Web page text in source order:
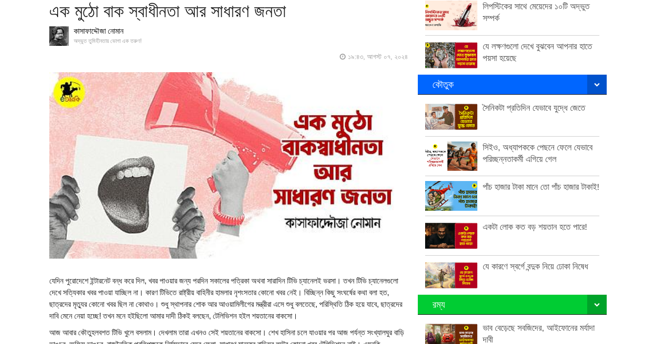
এক মুঠো বাক স্বাধীনতা আর সাধারণ জনতা
কাসাফাদ্দৌজা নোমান
অদ্ভুত তুমিহীনতায় ভোগা এক তরুণ!
১৯:৪৩, আগস্ট ০৭, ২০২৪
যেদিন পুরোদেশে ইন্টারনেট বন্ধ করে দিল, খবর পাওয়ার জন্য পরদিন সকালের পত্রিকা অথবা সারাদিন টিভি চ্যানেলই ভরসা। তখন টিভি চ্যানেলগুলো
দেখে সত্যিকার খবর পাওয়া যাচ্ছিল না। কারণ টিভিতে রাষ্ট্রীয় বাহিনীর হামলার নৃশংসতার কোনো খবর নেই। বিচ্ছিন্ন কিছু সংঘর্ষের কথা বলা হত,
ছাত্রদের মৃত্যুর কোনো খবর ছিল না কোথাও। শুধু স্থাপনার শোক আর আওয়ামিলীগের মন্ত্রীরা এসে শুধু বলতেছে, পরিস্থিতি ঠিক হয়ে যাবে, ছাত্রদের
দাবি মেনে নেয়া হচ্ছে! তখন মনে হইছিলো আমার দাদী ঠিকই বলছেন, টেলিভিশন হইল শয়তানের বাকসো।
আজ আবার কৌতুহলবশত টিভি খুলে বসলাম। দেখলাম তারা এখনও সেই শয়তানের বাকসো। শেখ হাসিনা চলে যাওয়ার পর আজ পর্যন্ত সংখ্যালঘুর বাড়ি
লিপস্টিকের সাথে মেয়েদের ১০টি অদ্ভুত
সম্পর্ক
যে লক্ষণগুলো দেখে বুঝবেন আপনার হাতে
পয়সা হয়েছে
কৌতুক
সৈনিকটা প্রতিদিন যেভাবে যুদ্ধে জেতে
সিইও, অধ্যাপককে পেছনে ফেলে যেভাবে
পরিচ্ছন্নতাকর্মী এগিয়ে গেল
পাঁচ হাজার টাকা মানে তো পাঁচ হাজার টাকাই!
একটা লোক কত বড় শয়তান হতে পারে!
যে কারণে স্বর্গে বন্দুক নিয়ে ঢোকা নিষেধ
রম্য
ভাব বেড়েছে সবজিদের, আইফোনের মর্যাদা
দাবী